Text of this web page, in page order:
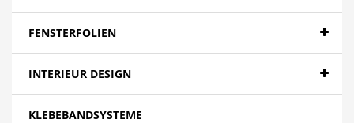
FENSTERFOLIEN
INTERIEUR DESIGN
KLEBEBANDSYSTEME